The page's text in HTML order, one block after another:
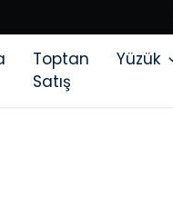
Toptan
Satış
Yüzük